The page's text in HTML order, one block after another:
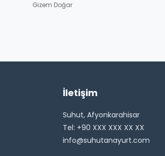
Gizem Doğar
İletişim
Suhut, Afyonkarahisar
Tel: +90 XXX XXX XX XX
info@suhutanayurt.com